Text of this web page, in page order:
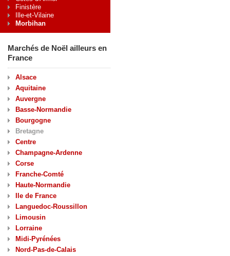
Finistère
Ille-et-Vilaine
Morbihan
Marchés de Noël ailleurs en
France
Alsace
Aquitaine
Auvergne
Basse-Normandie
Bourgogne
Bretagne
Centre
Champagne-Ardenne
Corse
Franche-Comté
Haute-Normandie
Ile de France
Languedoc-Roussillon
Limousin
Lorraine
Midi-Pyrénées
Nord-Pas-de-Calais